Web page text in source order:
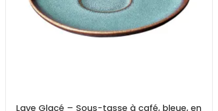
Lave Glacé – Sous-tasse à café, bleue, en